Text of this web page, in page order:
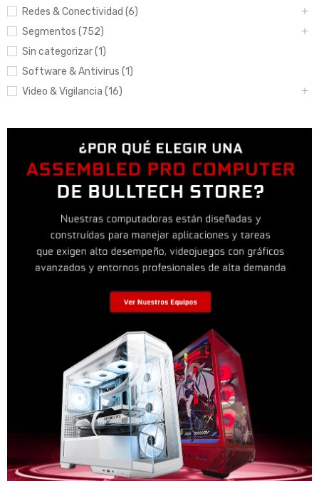
Redes & Conectividad (6)
Segmentos (752)
Sin categorizar (1)
Software & Antivirus (1)
Video & Vigilancia (16)